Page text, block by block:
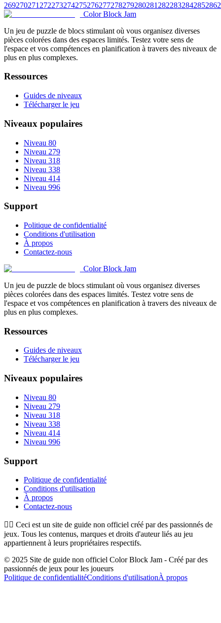
269270271 272273274275276277278279280281 282283284285286
Color Block Jam
Un jeu de puzzle de blocs stimulant où vous organisez diverses
pièces colorées dans des espaces limités. Testez votre sens de
l'espace et vos compétences en planification à travers des niveaux de
plus en plus complexes.
Ressources
Guides de niveaux
Télécharger le jeu
Niveaux populaires
Niveau 80
Niveau 279
Niveau 318
Niveau 338
Niveau 414
Niveau 996
Support
Politique de confidentialité
Conditions d'utilisation
À propos
Contactez-nous
Color Block Jam
Un jeu de puzzle de blocs stimulant où vous organisez diverses
pièces colorées dans des espaces limités. Testez votre sens de
l'espace et vos compétences en planification à travers des niveaux de
plus en plus complexes.
Ressources
Guides de niveaux
Télécharger le jeu
Niveaux populaires
Niveau 80
Niveau 279
Niveau 318
Niveau 338
Niveau 414
Niveau 996
Support
Politique de confidentialité
Conditions d'utilisation
À propos
Contactez-nous
👉🏻 Ceci est un site de guide non officiel créé par des passionnés de
jeux. Tous les contenus, marques et droits d'auteur liés au jeu
appartiennent à leurs propriétaires respectifs.
© 2025 Site de guide non officiel Color Block Jam - Créé par des
passionnés de jeux pour les joueurs
Politique de confidentialitéConditions d'utilisationÀ propos